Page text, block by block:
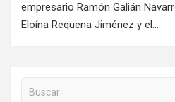
empresario Ramón Galián
Eloína Requena Jiménez y el…
Buscar en la web